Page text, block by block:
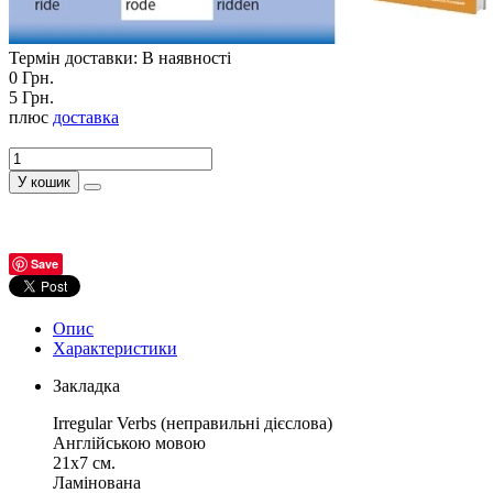
Термін доставки: В наявності
0 Грн.
5 Грн.
плюс доставка
У кошик
Save
Опис
Характеристики
Закладка
Irregular Verbs (неправильні дієслова)
Англійською мовою
21x7 см.
Ламінована